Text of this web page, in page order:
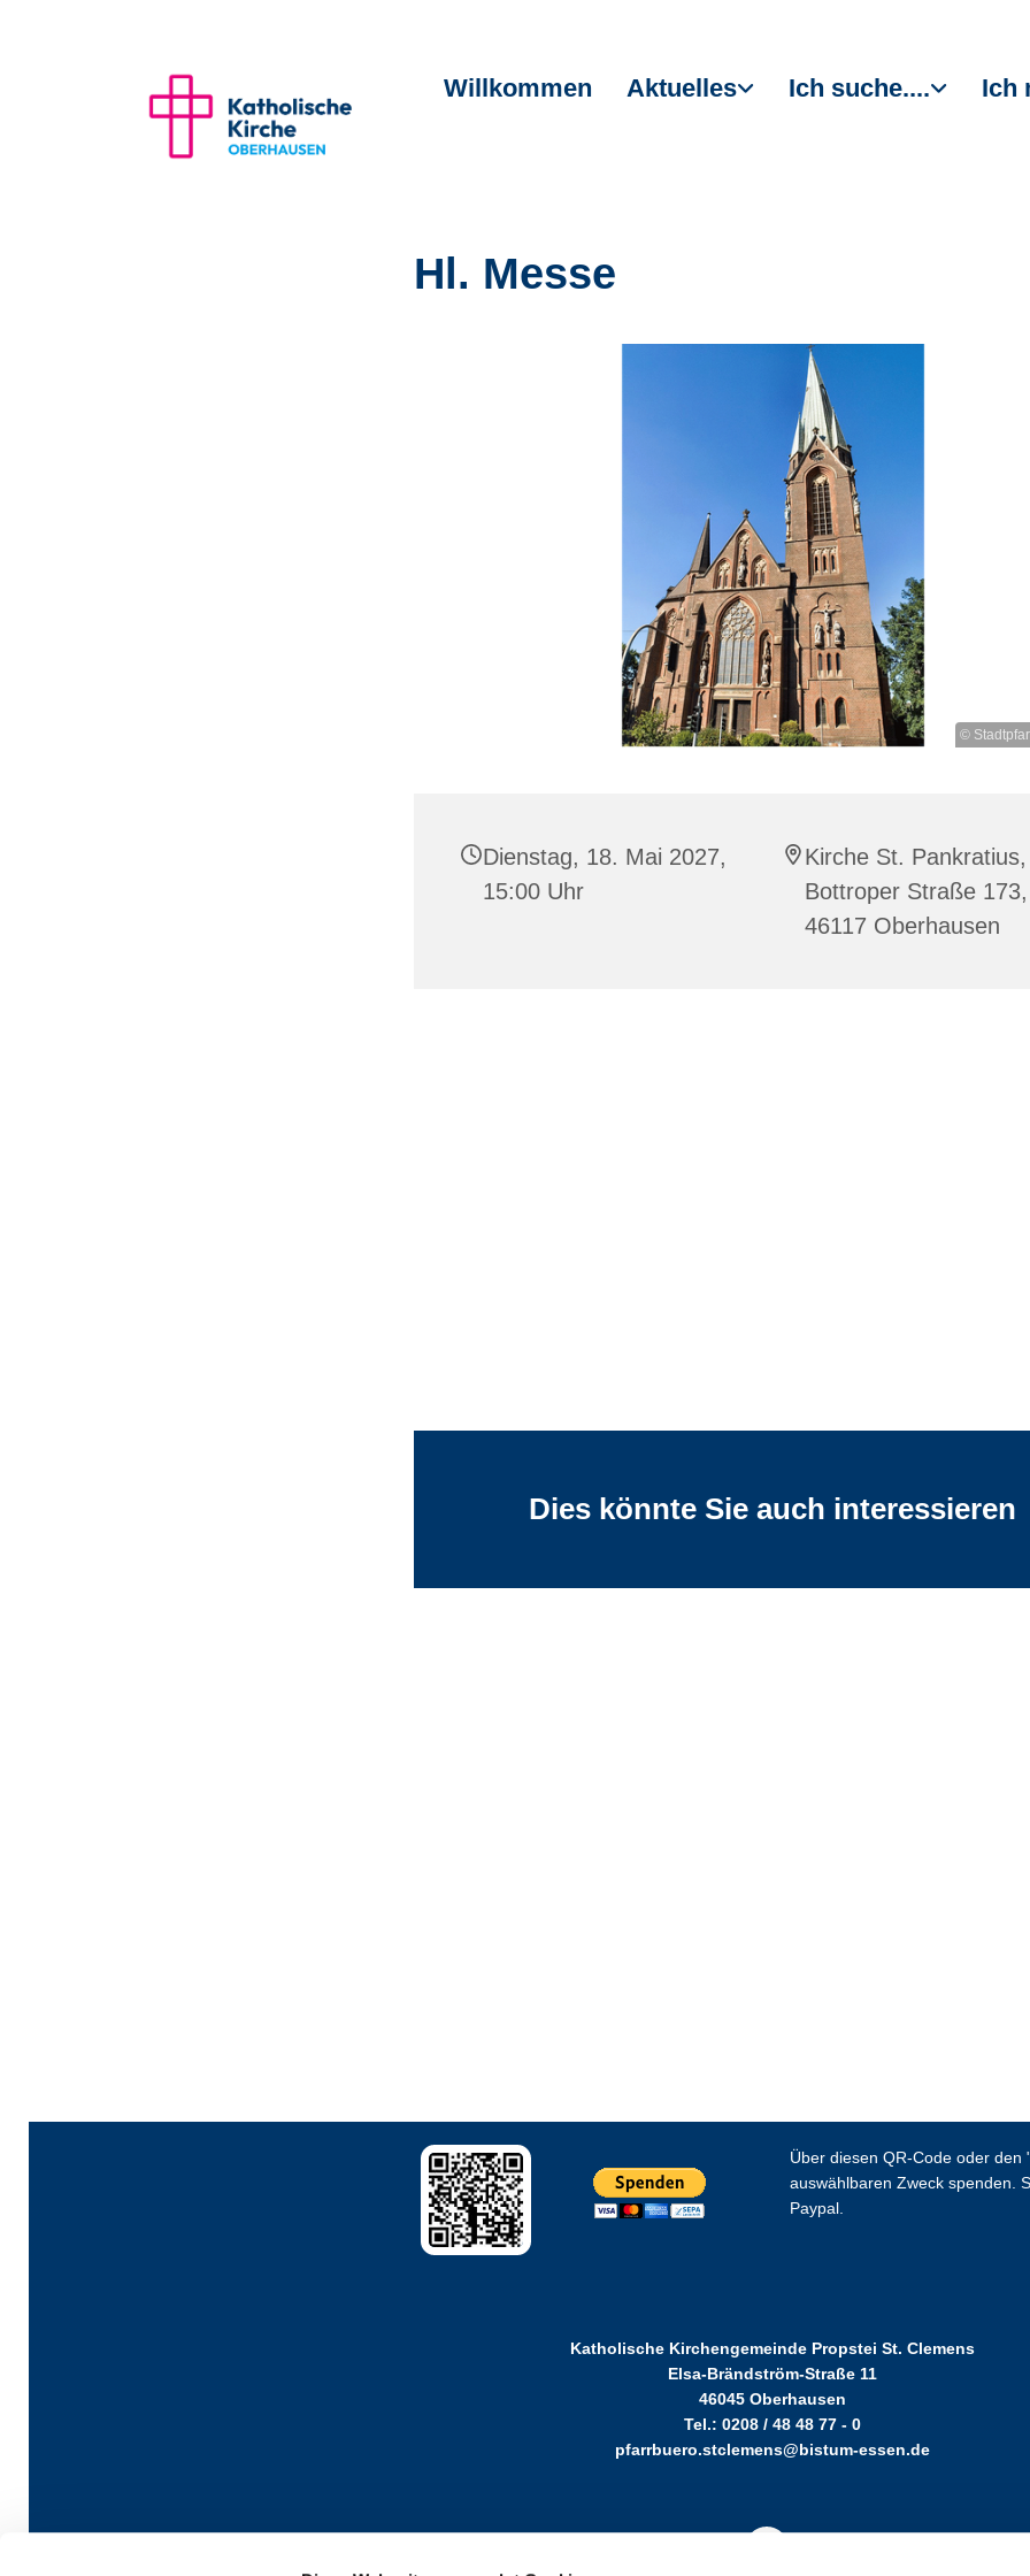
Willkommen Aktuelles Ich suche.... Ich
Hl. Messe
©
Dienstag, 18. Mai 2027,
15:00 Uhr
Kirche St. Pankratius,
Bottroper Straße 173,
46117 Oberhausen
Dies könnte Sie auch interessieren
Über diesen QR-Code oder den
auswählbaren Zweck spenden.
Paypal.
Katholische Kirchengemeinde Propstei St. Clemens
Elsa-Brändström-Straße 11
46045 Oberhausen
Tel.: 0208 / 48 48 77 - 0
pfarrbuero.stclemens@bistum-essen.de